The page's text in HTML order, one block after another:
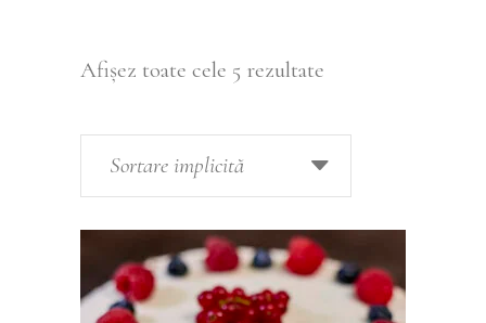
Afișez toate cele 5 rezultate
Sortare implicită